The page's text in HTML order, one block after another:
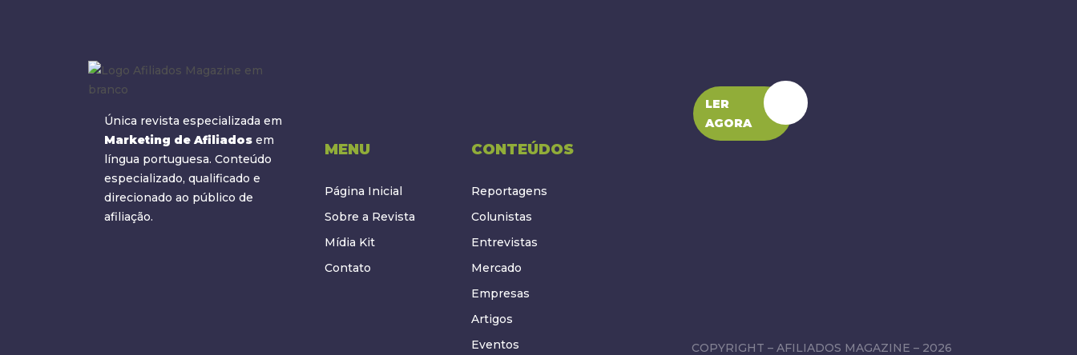
Única revista especializada em
Marketing de Afiliados em
língua portuguesa. Conteúdo
especializado, qualificado e
direcionado ao público de
afiliação.
MENU
Página Inicial
Sobre a Revista
Mídia Kit
Contato
CONTEÚDOS
Reportagens
Colunistas
Entrevistas
Mercado
Empresas
Artigos
Eventos
LER
AGORA
COPYRIGHT – AFILIADOS MAGAZINE – 2026